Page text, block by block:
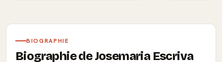
BIOGRAPHIE
Biographie de Josemaria Escriva